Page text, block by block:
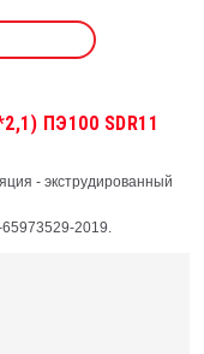
ПЭ100 SDR11
- экструдированный
2019.